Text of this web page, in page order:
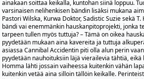
ainakaan soittaa keikalla, kuntohan siinä loppuu.
varsinaisen nelihenkisen bändin lisäksi mukana
Pastori Wilska, Kurwa Doktor, Sadistic Suzie sekä
bändi vai enemmänkin hauskanpitoprojekti, jonka
tarpeen tullen myös tuttuja? – Tämä on oikea
pyydetään mukaan aina kavereita ja tuttuja
asiassa Cannibal Accidentin piti olla alun perin
pyydetään nauhoituksiin läjä vierailevia tähtiä,
Homma lähti jossain vaiheessa kuitenkin vähän
kuitenkin vetää aina silloin tällöin keikalle.